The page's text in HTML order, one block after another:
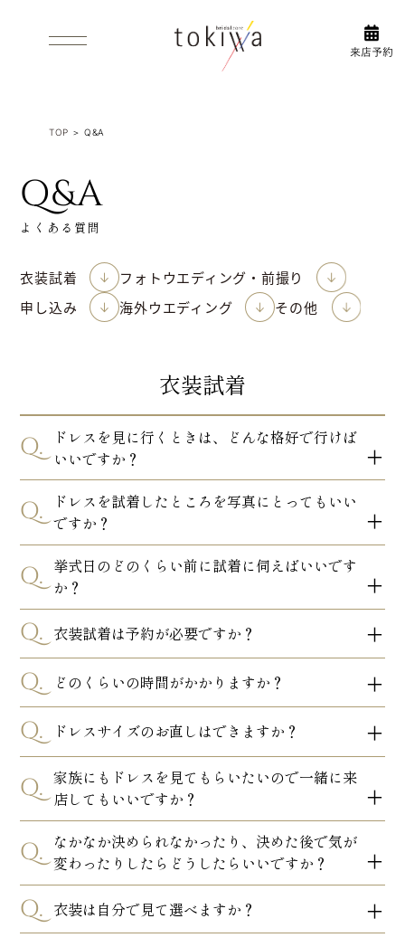
DRESS
ウエディング・カラードレス
TUXEDO
タキシード
取り扱いブランド
よくあるご質問
NEWS
お知らせ
RESERVATION
Japanese
ベント
最新情
ブライ
ダルコ
ア
ときわ
りや
当日
真を
アッ
ブライダ
ト
概
要
rights reserved.
TOP ＞ Q&A
Q&A
よくある質問
衣装試着
フォトウエディング・前撮り
申し込み
海外ウエディング その他
衣装試着
Q.
ドレスを見に行くときは、どんな格好で行けば
いいですか？
Q.
ドレスを試着したところを写真にとってもいい
ですか？
Q. 挙式日のどのくらい前に試着に伺えばいいです
か？
Q. 衣装試着は予約が必要ですか？
Q. どのくらいの時間がかかりますか？
Q. ドレスサイズのお直しはできますか？
Q. 家族にもドレスを見てもらいたいので一緒に来
店してもいいですか？
Q. なかなか決められなかったり、決めた後で気が
変わったりしたらどうしたらいいですか？
Q. 衣装は自分で見て選べますか？